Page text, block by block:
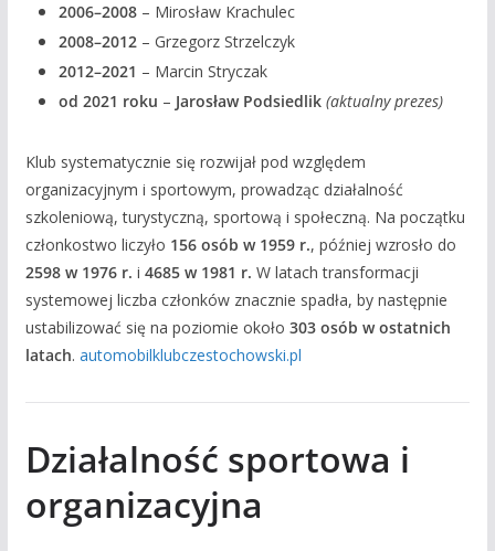
2006–2008– Mirosław Krachulec
2008–2012– Grzegorz Strzelczyk
2012–2021 – Marcin Stryczak
od 2021 roku – Jarosław Podsiedlik (aktualny prezes)
Klub systematycznie się rozwijał pod względem
organizacyjnym i sportowym, prowadząc działalność
szkoleniową, turystyczną, sportową i społeczną. Na początku
członkostwo liczyło 156 osób w 1959 r., później wzrosło do
2598 w 1976 r. i 4685 w 1981 r. W latach transformacji
systemowej liczba członków znacznie spadła, by następnie
ustabilizować się na poziomie około 303 osób w ostatnich
latach. automobilklubczestochowski.pl
Działalność sportowa i
organizacyjna